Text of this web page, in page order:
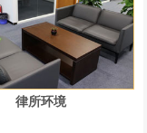
律所环境